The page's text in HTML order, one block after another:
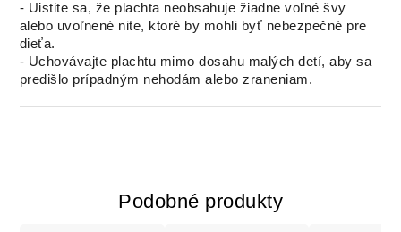
- Uistite sa, že plachta neobsahuje žiadne voľné švy
alebo uvoľnené nite, ktoré by mohli byť nebezpečné pre
dieťa.
- Uchovávajte plachtu mimo dosahu malých detí, aby sa
predišlo prípadným nehodám alebo zraneniam.
Podobné produkty